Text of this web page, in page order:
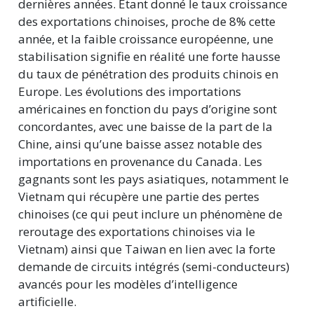
dernières années. Etant donné le taux croissance
des exportations chinoises, proche de 8% cette
année, et la faible croissance européenne, une
stabilisation signifie en réalité une forte hausse
du taux de pénétration des produits chinois en
Europe. Les évolutions des importations
américaines en fonction du pays d’origine sont
concordantes, avec une baisse de la part de la
Chine, ainsi qu’une baisse assez notable des
importations en provenance du Canada. Les
gagnants sont les pays asiatiques, notamment le
Vietnam qui récupère une partie des pertes
chinoises (ce qui peut inclure un phénomène de
reroutage des exportations chinoises via le
Vietnam) ainsi que Taiwan en lien avec la forte
demande de circuits intégrés (semi-conducteurs)
avancés pour les modèles d’intelligence
artificielle.